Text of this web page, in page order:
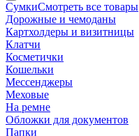
СумкиСмотреть все товары
Дорожные и чемоданы
Картхолдеры и визитницы
Клатчи
Косметички
Кошельки
Мессенджеры
Меховые
На ремне
Обложки для документов
Папки